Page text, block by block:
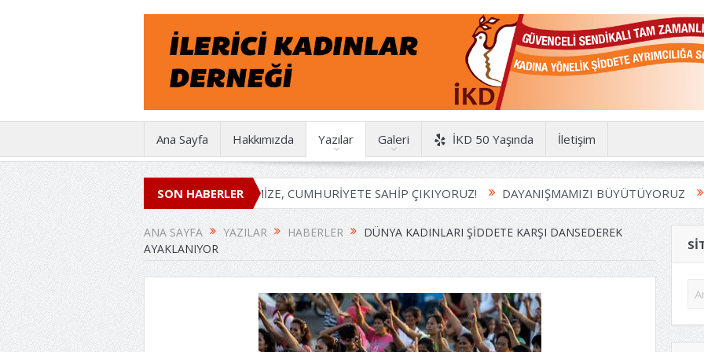
Ana Sayfa Hakkımızda Yazılar Galeri İKD 50 Yaşında İletişim
SON HABERLER
50 YAŞINDA EMEĞİMİZE, İRADEMİZE, CUMHURİYETE SAHİP ÇIKIYORUZ! DAYANIŞMAMIZI BÜYÜTÜYORUZ
ANA SAYFA YAZILAR HABERLER
DÜNYA KADINLARI ŞIDDETE KARŞI DANSEDEREK
AYAKLANIYOR